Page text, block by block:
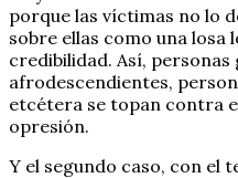
porque las víctimas no lo
sobre ellas como una losa
credibilidad. Así,
afrodescendientes,
etcétera se topan contra
opresión.
Y el segundo caso, con el